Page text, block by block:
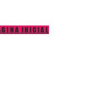
INICIAL